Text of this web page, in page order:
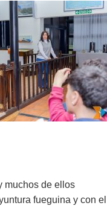
muchos de ellos
fueguina y con el